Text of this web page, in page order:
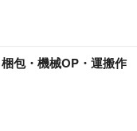
包・機械OP・運搬作